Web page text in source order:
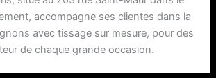
accompagne ses clientes dans la
avec tissage sur mesure, pour des
de chaque grande occasion.